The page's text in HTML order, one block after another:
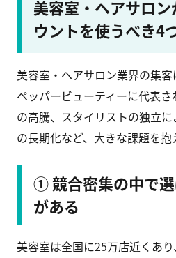
美容室・ヘアサロ
ウントを使うべき4
美容室・ヘアサロン業界の集
ペッパービューティーに代表
の高騰、スタイリストの独立
の長期化など、大きな課題を抱
① 競合密集の中で
がある
美容室は全国に25万店近くあ